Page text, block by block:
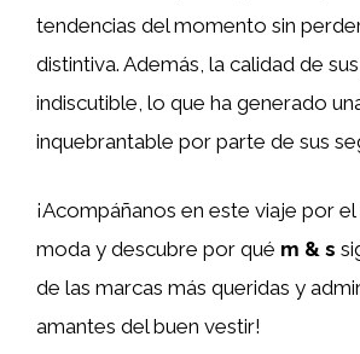
tendencias del momento sin
distintiva. Además, la calidad de
indiscutible, lo que ha generado
inquebrantable por parte de sus
¡Acompáñanos en este viaje por
moda y descubre por qué m & s
de las marcas más queridas y
amantes del buen vestir!